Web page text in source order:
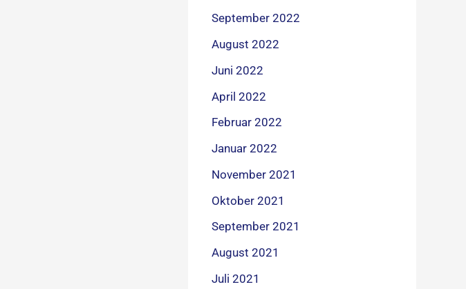
September 2022
August 2022
Juni 2022
April 2022
Februar 2022
Januar 2022
November 2021
Oktober 2021
September 2021
August 2021
Juli 2021